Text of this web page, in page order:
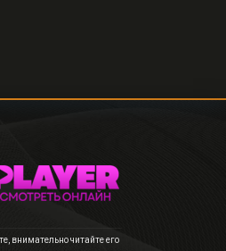
внимательно читайте его